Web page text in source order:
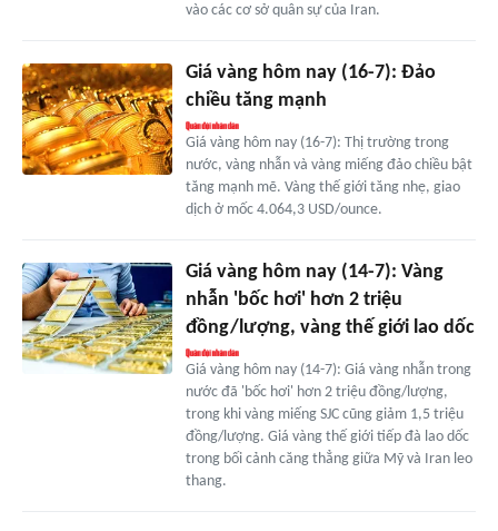
vào các cơ sở quân sự của Iran.
Giá vàng hôm nay (16-7): Đảo
chiều tăng mạnh
Giá vàng hôm nay (16-7): Thị trường trong
nước, vàng nhẫn và vàng miếng đảo chiều bật
tăng mạnh mẽ. Vàng thế giới tăng nhẹ, giao
dịch ở mốc 4.064,3 USD/ounce.
Giá vàng hôm nay (14-7): Vàng
nhẫn 'bốc hơi' hơn 2 triệu
đồng/lượng, vàng thế giới lao dốc
Giá vàng hôm nay (14-7): Giá vàng nhẫn trong
nước đã 'bốc hơi' hơn 2 triệu đồng/lượng,
trong khi vàng miếng SJC cũng giảm 1,5 triệu
đồng/lượng. Giá vàng thế giới tiếp đà lao dốc
trong bối cảnh căng thẳng giữa Mỹ và Iran leo
thang.